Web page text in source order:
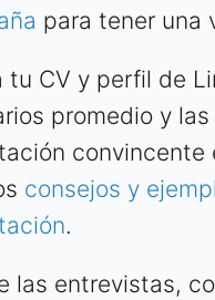
para tener una
tu CV y perfil de
promedio y
convincente
consejos y
.
las entrevistas,